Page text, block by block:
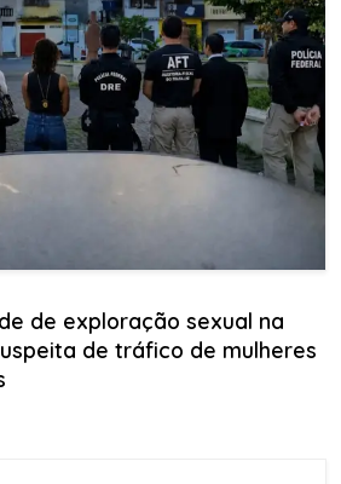
de exploração sexual na
de tráfico de mulheres